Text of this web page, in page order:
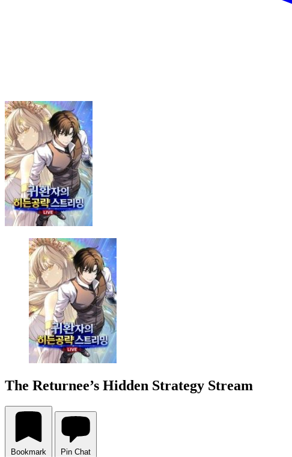
The Returnee’s Hidden Strategy Stream
Bookmark Pin Chat